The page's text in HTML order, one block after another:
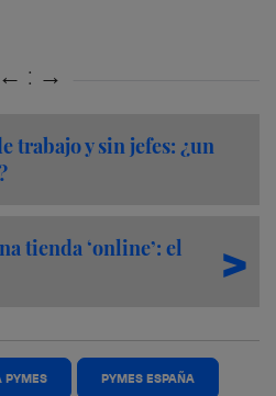
trabajo y sin jefes: ¿un
tienda ‘online’: el
PYMES PYMES ESPAÑA